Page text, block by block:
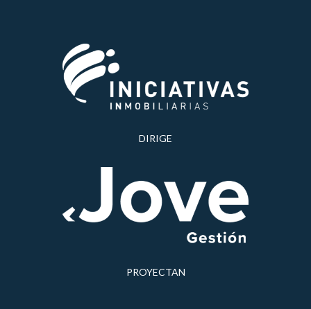
DIRIGE
PROYECTAN